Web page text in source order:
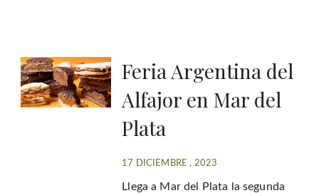
Feria Argentina del
Alfajor en Mar del
Plata
17 DICIEMBRE , 2023
Llega a Mar del Plata la segunda